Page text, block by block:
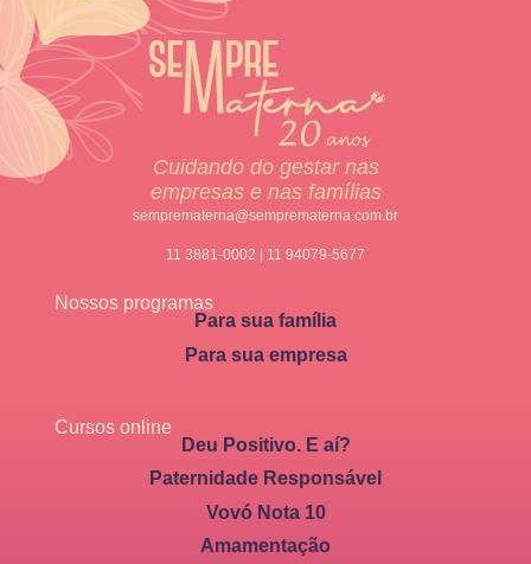
Cuidando do gestar nas
empresas e nas famílias
semprematerna@semprematerna.com.br
11 3881-0002 | 11 94079-5677
Nossos programas
Para sua família
Para sua empresa
Cursos online
Deu Positivo. E aí?
Paternidade Responsável
Vovó Nota 10
Amamentação